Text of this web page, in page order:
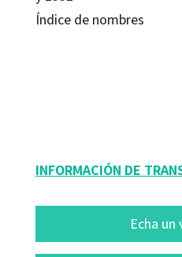
Índice de nombres
INFORMACIÓN DE
Echa